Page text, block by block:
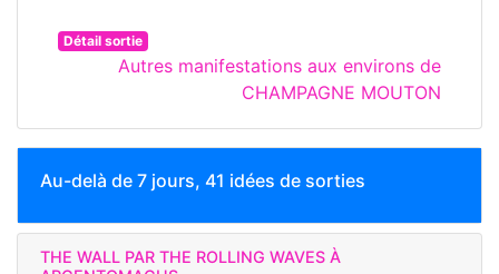
Détail sortie
Autres manifestations aux environs de
CHAMPAGNE MOUTON
Au-delà de 7 jours, 41 idées de sorties
THE WALL PAR THE ROLLING WAVES À